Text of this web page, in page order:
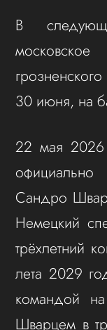
В
30 июня, на
22 мая 2026
Сандро
Немецкий
трёхлетний
лета 2029
командой
Шварцем в